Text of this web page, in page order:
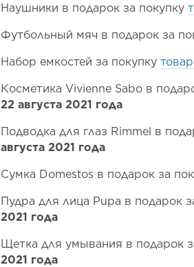
Наушники в подарок за покупку
Футбольный мяч в подарок за
Набор емкостей за покупку
Косметика Vivienne Sabo в
22 августа 2021 года
Подводка для глаз Rimmel в
августа 2021 года
Сумка Domestos в подарок за
Пудра для лица Pupa в подарок
2021 года
Щетка для умывания в подарок
2021 года